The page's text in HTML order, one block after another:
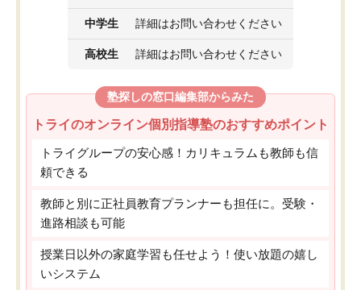
中学生 詳細はお問い合わせください
高校生 詳細はお問い合わせください
塾探しの窓口編集部からみた
トライのオンライン個別指導塾のおすすめポイント
トライグループの安心感！カリキュラムも教師も信
頼できる
教師と別に正社員教育プランナーも担任に。受験・
進路相談も可能
授業日以外の家庭学習も任せよう！使い放題の嬉し
いシステム